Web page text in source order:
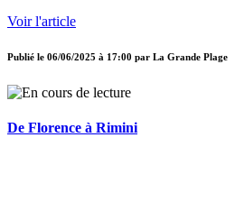
Voir l'article
Publié le 06/06/2025 à 17:00 par La Grande Plage
De Florence à Rimini